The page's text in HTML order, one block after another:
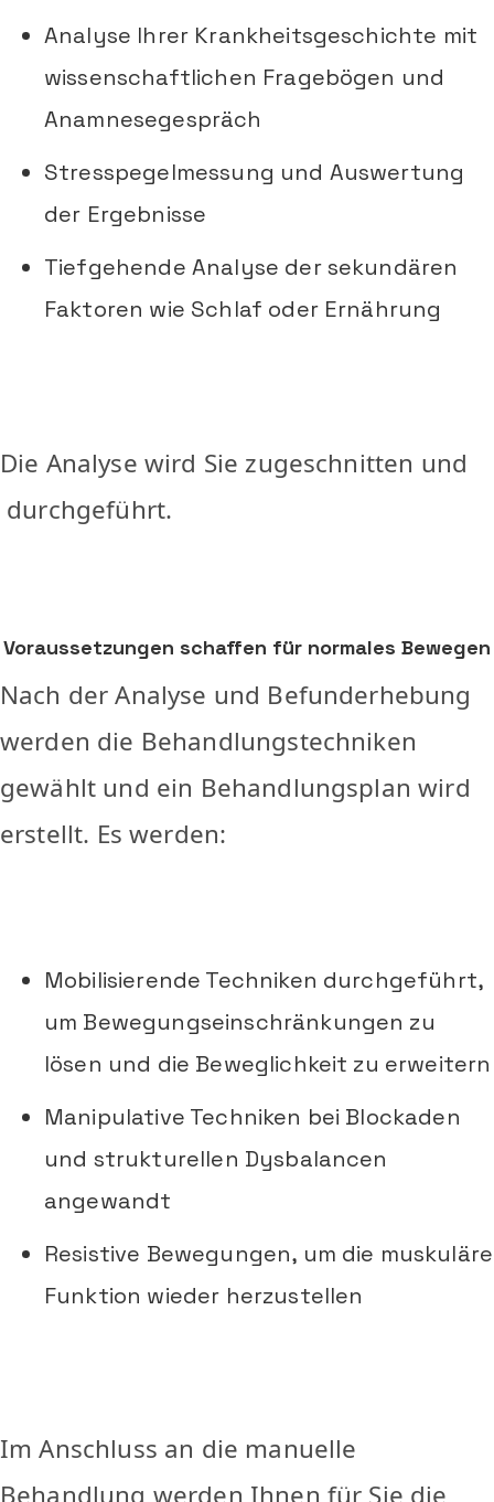
Analyse Ihrer Krankheitsgeschichte mit
wissenschaftlichen Fragebögen und
Anamnesegespräch
Stresspegelmessung und Auswertung
der Ergebnisse
Tiefgehende Analyse der sekundären
Faktoren wie Schlaf oder Ernährung
Die Analyse wird Sie zugeschnitten und
durchgeführt.
Voraussetzungen schaffen für normales Bewegen
Nach der Analyse und Befunderhebung
werden die Behandlungstechniken
gewählt und ein Behandlungsplan wird
erstellt. Es werden:
Mobilisierende Techniken durchgeführt,
um Bewegungseinschränkungen zu
lösen und die Beweglichkeit zu erweitern
Manipulative Techniken bei Blockaden
und strukturellen Dysbalancen
angewandt
Resistive Bewegungen, um die muskuläre
Funktion wieder herzustellen
Im Anschluss an die manuelle
Behandlung werden Ihnen für Sie die